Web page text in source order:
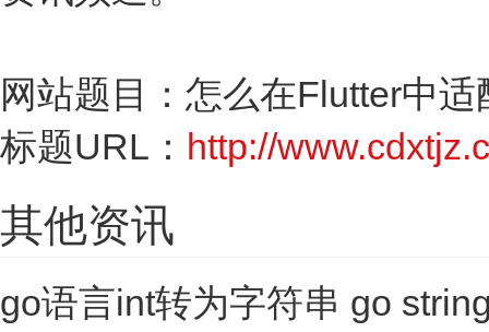
网站题目：怎么在Flutter中
标题URL： http://
其他资讯
go语言int转为字符串 go